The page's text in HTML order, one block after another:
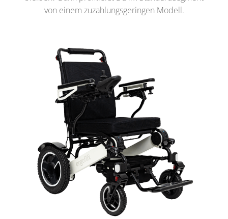
von einem zuzahlungsgeringen Modell.